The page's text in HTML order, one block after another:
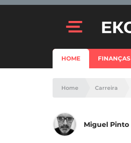
HOME
Home Carreira
Miguel Pinto